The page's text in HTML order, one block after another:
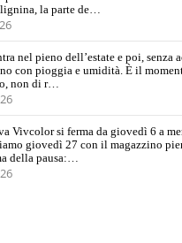
la parte de…
nel pieno dell’estate e poi, senza
con pioggia e umidità. È il
non di r…
Vivcolor si ferma da giovedì 6 a
giovedì 27 con il magazzino
della pausa:…